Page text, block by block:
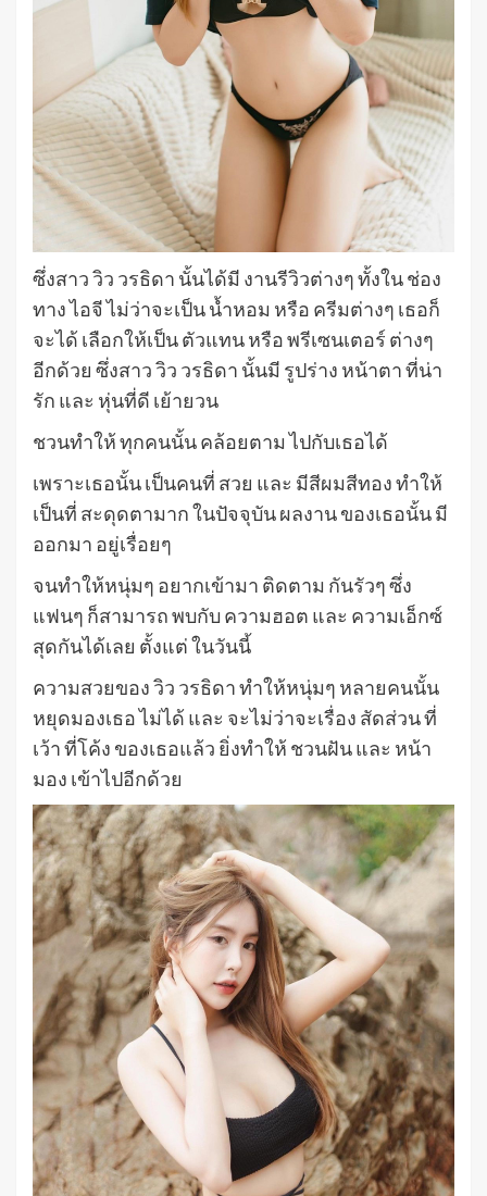
ซึ่งสาว วิว วรธิดา นั้นได้มี งานรีวิวต่างๆ ทั้งใน ช่อง
ทาง ไอจี ไม่ว่าจะเป็น น้ำหอม หรือ ครีมต่างๆ เธอก็
จะได้ เลือกให้เป็น ตัวแทน หรือ พรีเซนเตอร์ ต่างๆ
อีกด้วย ซึ่งสาว วิว วรธิดา นั้นมี รูปร่าง หน้าตา ที่น่า
รัก และ หุ่นที่ดี เย้ายวน
ชวนทำให้ ทุกคนนั้น คล้อยตาม ไปกับเธอได้
เพราะเธอนั้น เป็นคนที่ สวย และ มีสีผมสีทอง ทำให้
เป็นที่ สะดุดตามาก ในปัจจุบัน ผลงาน ของเธอนั้น มี
ออกมา อยู่เรื่อยๆ
จนทำให้หนุ่มๆ อยากเข้ามา ติดตาม กันรัวๆ ซึ่ง
แฟนๆ ก็สามารถ พบกับ ความฮอต และ ความเอ็กซ์
สุดกันได้เลย ตั้งแต่ ในวันนี้
ความสวยของ วิว วรธิดา ทำให้หนุ่มๆ หลายคนนั้น
หยุดมองเธอ ไม่ได้ และ จะไม่ว่าจะเรื่อง สัดส่วน ที่
เว้า ที่โค้ง ของเธอแล้ว ยิ่งทำให้ ชวนฝัน และ หน้า
มอง เข้าไปอีกด้วย